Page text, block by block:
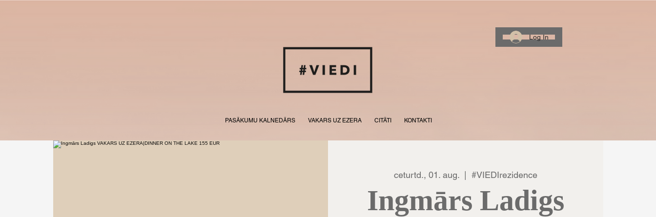
Log In
PASĀKUMU KALNEDĀRS VAKARS UZ EZERA CITĀTI KONTAKTI
ceturtd., 01. aug.
  |
#VIEDIrezidence
Ingmārs Ladigs